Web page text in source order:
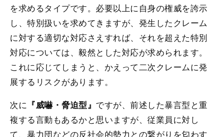
を求めるタイプです。必要以上に自身の権威を誇示
し、特別扱いを求めてきますが、発生したクレーム
に対する適切な対応さえすれば、それを超えた特別
対応については、毅然とした対応が求められます。
これに応じてしまうと、かえって二次クレームに発
展するリスクがあります。
次に 『威嚇・脅迫型』 ですが、前述した暴言型と重
複する言動もあるかと思いますが、従業員に対し
て、暴力団などの反社会的勢力との繋がりを匂わす